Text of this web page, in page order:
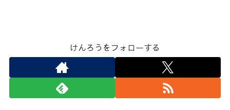
けんろうをフォローする